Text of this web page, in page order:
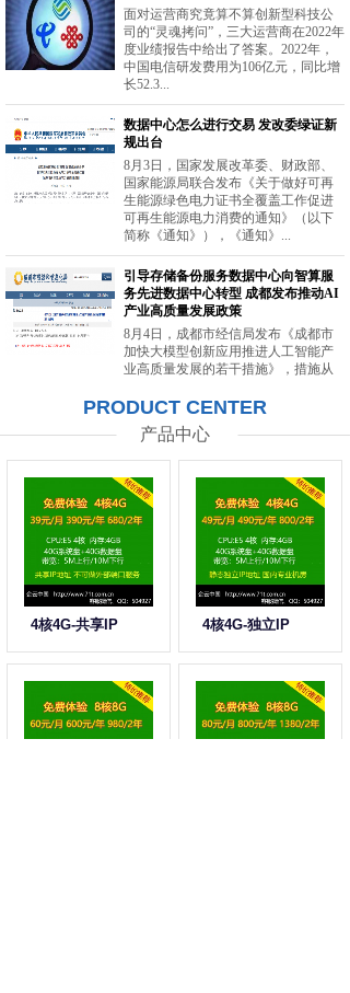
面对运营商究竟算不算创新型科技公
司的“灵魂拷问”，三大运营商在2022年
度业绩报告中给出了答案。2022年，
中国电信研发费用为106亿元，同比增
长52.3...
数据中心怎么进行交易 发改委绿证新
规出台
8月3日，国家发展改革委、财政部、
国家能源局联合发布《关于做好可再
生能源绿色电力证书全覆盖工作促进
可再生能源电力消费的通知》（以下
简称《通知》），《通知》...
引导存储备份服务数据中心向智算服
务先进数据中心转型 成都发布推动AI
产业高质量发展政策
8月4日，成都市经信局发布《成都市
加快大模型创新应用推进人工智能产
业高质量发展的若干措施》，措施从
力等方面提出20条举措。...
PRODUCT CENTER
产品中心
4核4G-共享IP 4核4G-独立IP